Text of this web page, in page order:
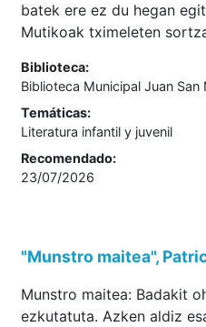
batek ere ez du hegan
Mutikoak tximeleten
Biblioteca:
Biblioteca Municipal Juan San
Temáticas:
Literatura infantil y juvenil
Recomendado:
23/07/2026
"Munstro maitea",
Munstro maitea: Badakit
ezkutatuta. Azken aldiz